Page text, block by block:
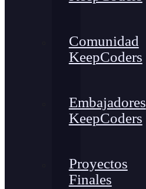
Comunidad
KeepCoders
Embajadores
KeepCoders
Proyectos
Finales